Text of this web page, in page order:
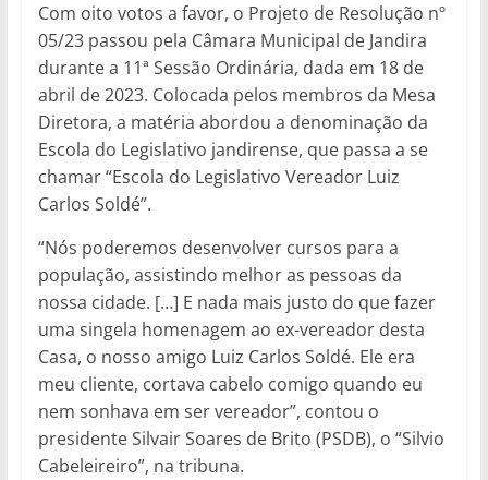
Com oito votos a favor, o Projeto de Resolução nº
05/23 passou pela Câmara Municipal de Jandira
durante a 11ª Sessão Ordinária, dada em 18 de
abril de 2023. Colocada pelos membros da Mesa
Diretora, a matéria abordou a denominação da
Escola do Legislativo jandirense, que passa a se
chamar “Escola do Legislativo Vereador Luiz
Carlos Soldé”.
“Nós poderemos desenvolver cursos para a
população, assistindo melhor as pessoas da
nossa cidade. […] E nada mais justo do que fazer
uma singela homenagem ao ex-vereador desta
Casa, o nosso amigo Luiz Carlos Soldé. Ele era
meu cliente, cortava cabelo comigo quando eu
nem sonhava em ser vereador”, contou o
presidente Silvair Soares de Brito (PSDB), o “Silvio
Cabeleireiro”, na tribuna.